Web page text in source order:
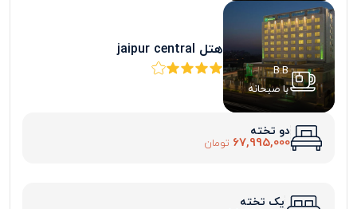
B.B
با صبحانه
هتل jaipur central
دو تخته
67,995,000 تومان
یک تخته